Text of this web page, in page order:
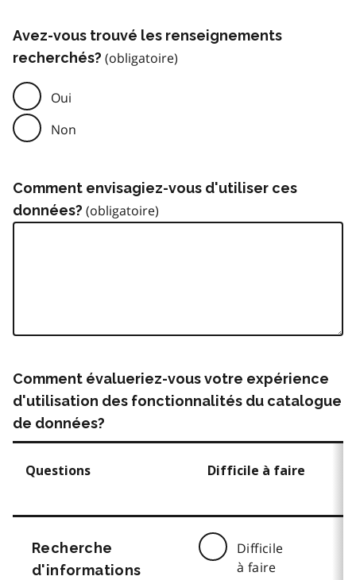
Avez-vous trouvé les renseignements
recherchés?
Oui
Non
Comment envisagiez-vous d'utiliser ces
données?
Comment évalueriez-vous votre expérience
d'utilisation des fonctionnalités du catalogue
de données?
Questions Difficile à faire
Recherche
d'informations
Difficile
à faire